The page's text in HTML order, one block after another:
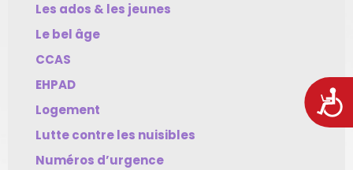
Les ados & les jeunes
Le bel âge
CCAS
EHPAD
Logement
Lutte contre les nuisibles
Numéros d’urgence